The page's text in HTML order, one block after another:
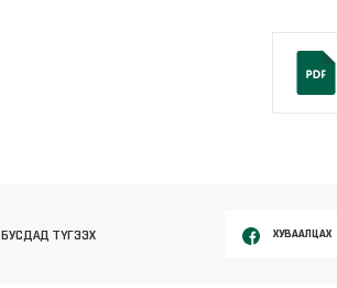
БУСДАД ТҮГЭЭХ ХУВААЛЦАХ